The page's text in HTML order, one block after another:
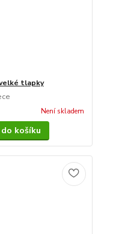
tlapky
Není skladem
košíku